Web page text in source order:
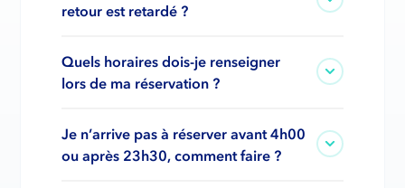
retour est retardé ?
Quels horaires dois-je renseigner
lors de ma réservation ?
Je n’arrive pas à réserver avant 4h00
ou après 23h30, comment faire ?